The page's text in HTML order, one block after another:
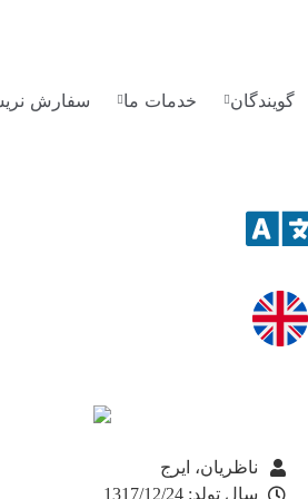
گویندگان خدمات ما سفارش
ناظریان، ایرج
سال تولد: 1317/12/24